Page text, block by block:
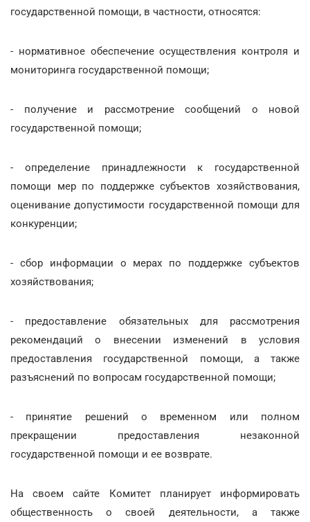
государственной помощи, в частности, относятся:
- нормативное обеспечение осуществления контроля и
мониторинга государственной помощи;
- получение и рассмотрение сообщений о новой
государственной помощи;
- определение принадлежности к государственной
помощи мер по поддержке субъектов хозяйствования,
оценивание допустимости государственной помощи для
конкуренции;
- сбор информации о мерах по поддержке субъектов
хозяйствования;
- предоставление обязательных для рассмотрения
рекомендаций о внесении изменений в условия
предоставления государственной помощи, а также
разъяснений по вопросам государственной помощи;
- принятие решений о временном или полном
прекращении предоставления незаконной
государственной помощи и ее возврате.
На своем сайте Комитет планирует информировать
общественность о своей деятельности, а также